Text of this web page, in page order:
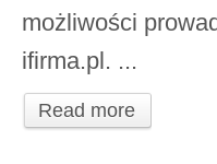
możliwości
ifirma.pl. ...
Read more